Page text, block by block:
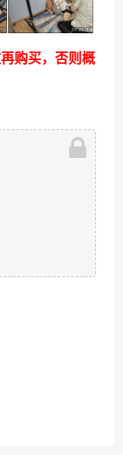
购买，否则概